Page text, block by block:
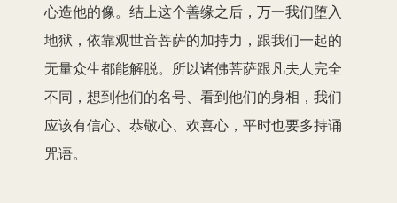
心造他的像。结上这个善缘之后，万一我们堕入
地狱，依靠观世音菩萨的加持力，跟我们一起的
无量众生都能解脱。所以诸佛菩萨跟凡夫人完全
不同，想到他们的名号、看到他们的身相，我们
应该有信心、恭敬心、欢喜心，平时也要多持诵
咒语。